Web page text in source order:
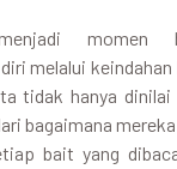
momen
melalui
tidak hanya
bagaimana
bait yang